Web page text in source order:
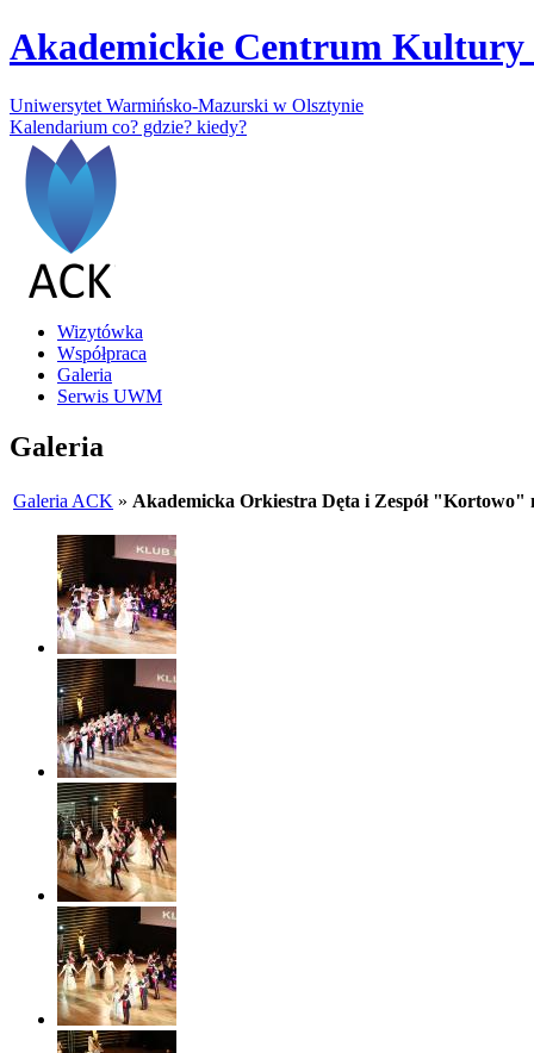
Akademickie Centrum
Uniwersytet Warmińsko-Mazurski w Olsztynie
Kalendarium co? gdzie? kiedy?
Wizytówka
Współpraca
Galeria
Serwis UWM
Galeria
Galeria ACK » Akademicka Orkiestra Dęta i Zespół "Kortowo"